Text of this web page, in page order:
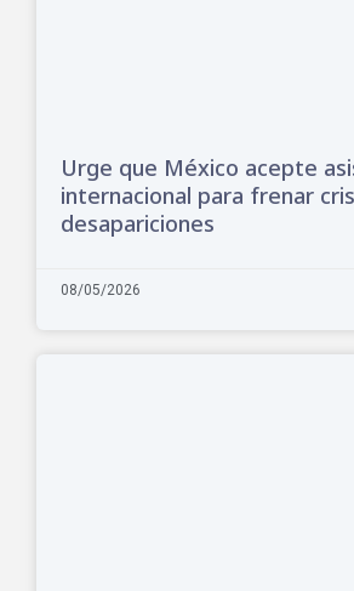
Urge que México acepte
internacional para frenar
desapariciones
08/05/2026